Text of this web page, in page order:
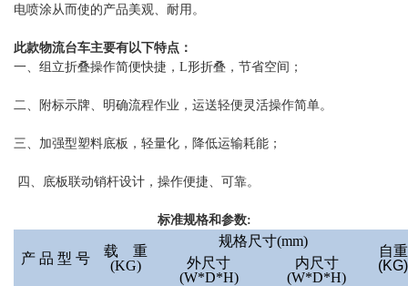
电喷涂从而使的产品美观、耐用。
此款物流台车主要有以下特点：
一、组立折叠操作简便快捷，L形折叠，节省空间；
二、附标示牌、明确流程作业，运送轻便灵活操作简单。
三、加强型塑料底板，轻量化，降低运输耗能；
四、底板联动销杆设计，操作便捷、可靠。
标准规格和参数:
产 品 型 号 载
重
(KG)
规格尺寸(mm)
自重
(KG)
外尺寸
(W*D*H)
内尺寸
(W*D*H)